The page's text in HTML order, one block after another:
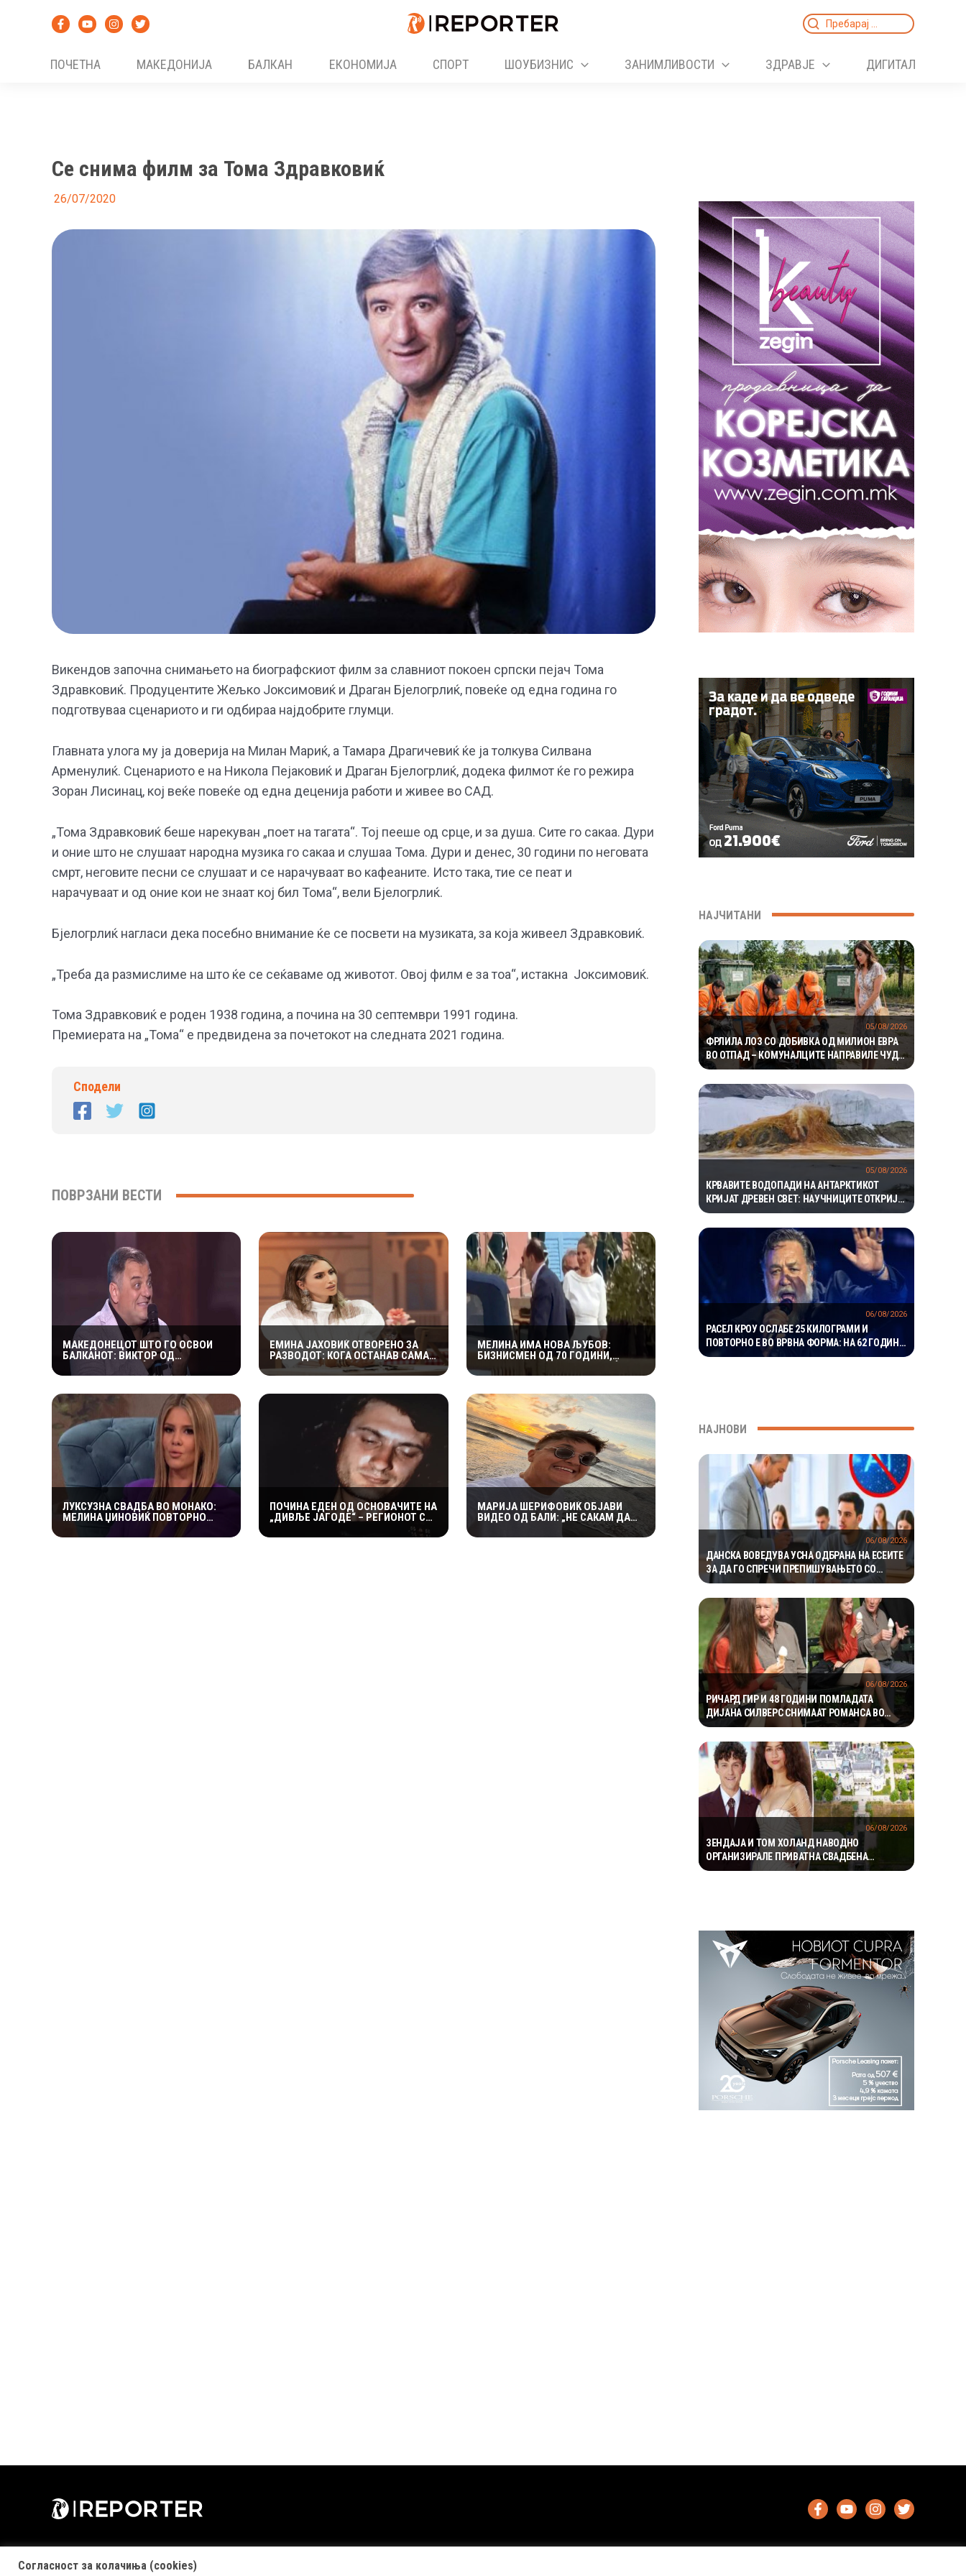
Search
ПОЧЕТНА
МАКЕДОНИЈА БАЛКАН ЕКОНОМИЈА СПОРТ ШОУБИЗНИС ЗАНИМЛИВОСТИ ЗДРАВЈЕ ДИГИТАЛ
Се снима филм за Тома Здравковиќ
26/07/2020
Викендов започна снимањето на биографскиот филм за славниот покоен српски пејач Тома
Здравковиќ. Продуцентите Жељко Јоксимовиќ и Драган Бјелогрлиќ, повеќе од една година го
подготвуваа сценариото и ги одбираа најдобрите глумци.
Главната улога му ја доверија на Милан Мариќ, а Тамара Драгичевиќ ќе ја толкува Силвана
Арменулиќ. Сценариото е на Никола Пејаковиќ и Драган Бјелогрлиќ, додека филмот ќе го режира
Зоран Лисинац, кој веќе повеќе од една деценија работи и живее во САД.
„Тома Здравковиќ беше нарекуван „поет на тагата“. Тој пееше од срце, и за душа. Сите го сакаа. Дури
и оние што не слушаат народна музика го сакаа и слушаа Тома. Дури и денес, 30 години по неговата
смрт, неговите песни се слушаат и се нарачуваат во кафеаните. Исто така, тие се пеат и
нарачуваат и од оние кои не знаат кој бил Тома“, вели Бјелогрлиќ.
Бјелогрлиќ нагласи дека посебно внимание ќе се посвети на музиката, за која живеел Здравковиќ.
„Треба да размислиме на што ќе се сеќаваме од животот. Овој филм е за тоа“, истакна Јоксимовиќ.
Тома Здравковиќ е роден 1938 година, а почина на 30 септември 1991 година.
Премиерата на „Тома“ е предвидена за почетокот на следната 2021 година.
Сподели
ПОВРЗАНИ ВЕСТИ
МАКЕДОНЕЦОТ ШТО ГО ОСВОИ
БАЛКАНОТ: ВИКТОР ОД
КУМАНОВО Е МЕЃУ ГЛАВНИТЕ
ФАВОРИТИ ВО „НИКОГАШ НЕ Е
ЕМИНА ЈАХОВИЌ ОТВОРЕНО ЗА
РАЗВОДОТ: КОГА ОСТАНАВ САМА
СО ДЕЦАТА, СФАТИВ КОЛКУ Е
ТЕШКО
МЕЛИНА ИМА НОВА ЉУБОВ:
БИЗНИСМЕН ОД 70 ГОДИНИ,
ЛУКСУЗНА СВАДБА ВО МОНАКО:
МЕЛИНА ЏИНОВИЌ ПОВТОРНО
ЗАСТАНУВА НА „ЛУДИОТ КАМЕН“
СО МИЛИОНЕР ПОСТАР 23 ГОДИНИ
ПОЧИНА ЕДЕН ОД ОСНОВАЧИТЕ НА
„ДИВЉЕ ЈАГОДЕ“ – РЕГИОНОТ СЕ
МАРИЈА ШЕРИФОВИЌ ОБЈАВИ
ВИДЕО ОД БАЛИ: „НЕ САКАМ ДА
ОБЈАВУВАМ ПРИВАТНИ СНИМКИ,
НО ОВАА Е ПОСЕБЕНА“
НАЈЧИТАНИ
ФРЛИЛА ЛОЗ СО ДОБИВКА ОД МИЛИОН ЕВРА
ВО ОТПАД – КОМУНАЛЦИТЕ НАПРАВИЛЕ ЧУДО
ЗА ДА ГО ПРОНАЈДАТ
05/08/2026
КРВАВИТЕ ВОДОПАДИ НА АНТАРКТИКОТ
КРИЈАТ ДРЕВЕН СВЕТ: НАУЧНИЦИТЕ ОТКРИЈА
ЕКОСИСТЕМ ИЗОЛИРАН ПОВЕЌЕ ОД 1,5
МИЛИОНИ ГОДИНИ
05/08/2026
РАСЕЛ КРОУ ОСЛАБЕ 25 КИЛОГРАМИ И
ПОВТОРНО Е ВО ВРВНА ФОРМА: НА 62 ГОДИНИ
ГО ВООДУШЕВИ ИЗГЛЕДОТ
06/08/2026
НАЈНОВИ
ДАНСКА ВОВЕДУВА УСНА ОДБРАНА НА ЕСЕИТЕ
ЗА ДА ГО СПРЕЧИ ПРЕПИШУВАЊЕТО СО
ВЕШТАЧКА ИНТЕЛИГЕНЦИЈА
06/08/2026
РИЧАРД ГИР И 48 ГОДИНИ ПОМЛАДАТА
ДИЈАНА СИЛВЕРС СНИМААТ РОМАНСА ВО
ЊУЈОРК
06/08/2026
ЗЕНДАЈА И ТОМ ХОЛАНД НАВОДНО
ОРГАНИЗИРАЛЕ ПРИВАТНА СВАДБЕНА
ПРОСЛАВА ВО АНГЛИЈА, ОТКАКО ТАЈНО СЕ
06/08/2026
Согласност за колачиња (cookies)